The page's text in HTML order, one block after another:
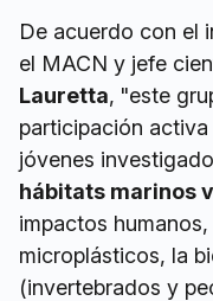
De acuerdo con el
el MACN y jefe
Lauretta, "este
participación
jóvenes
hábitats marinos
impactos
microplásticos, la
(invertebrados y